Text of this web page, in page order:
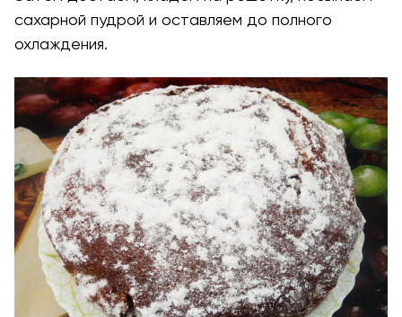
сахарной пудрой и оставляем до полного
охлаждения.